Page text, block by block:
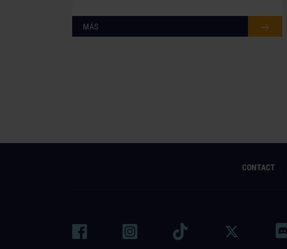
MÁS
CONTACT